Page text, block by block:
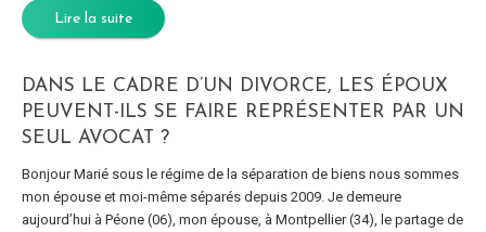
Lire la suite
DANS LE CADRE D’UN DIVORCE, LES ÉPOUX
PEUVENT-ILS SE FAIRE REPRÉSENTER PAR UN
SEUL AVOCAT ?
Bonjour Marié sous le régime de la séparation de biens nous sommes
mon épouse et moi-même séparés depuis 2009. Je demeure
aujourd’hui à Péone (06), mon épouse, à Montpellier (34), le partage de